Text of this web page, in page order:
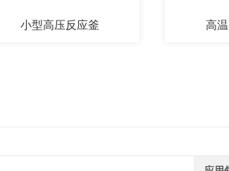
小型高压反应釜 高温高